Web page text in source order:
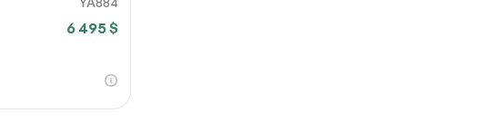
6 495 $